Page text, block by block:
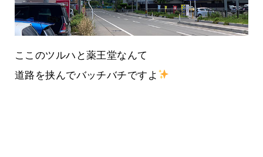
ここのツルハと薬王堂なんて
道路を挟んでバッチバチですよ